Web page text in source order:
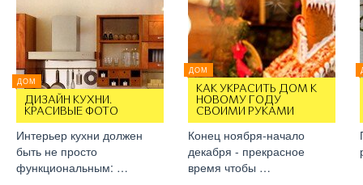
ДОМ
ДИЗАЙН КУХНИ.
КРАСИВЫЕ ФОТО
Интерьер кухни должен
быть не просто
функциональным: …
ДОМ
КАК УКРАСИТЬ ДОМ К
НОВОМУ ГОДУ
СВОИМИ РУКАМИ
Конец ноября-начало
декабря - прекрасное
время чтобы …